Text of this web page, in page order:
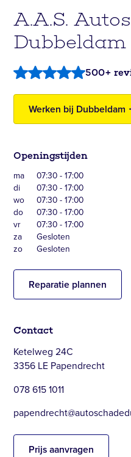
A.A.S.
500+
Werken bij Dubbeldam
Openingstijden
ma
07:30 - 17:00
di
07:30 - 17:00
wo
07:30 - 17:00
do
07:30 - 17:00
vr
07:30 - 17:00
za
Gesloten
zo
Gesloten
Reparatie plannen
Contact
Ketelweg 24C
3356 LE Papendrecht
078 615 1011
Prijs aanvragen